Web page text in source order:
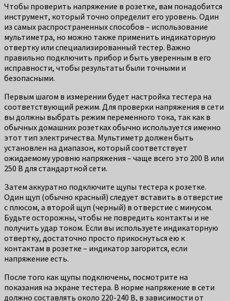
Чтобы проверить напряжение в розетке, вам понадобится
инструмент, который точно определит его уровень. Один
из самых распространенных способов – использование
мультиметра, но можно также применить индикаторную
отвертку или специализированный тестер. Важно
правильно подключить прибор и быть уверенным в его
исправности, чтобы результаты были точными и
безопасными.
Первым шагом в измерении будет настройка тестера на
соответствующий режим. Для проверки напряжения в сети
вы должны выбрать режим переменного тока, так как в
обычных домашних розетках обычно используется именно
этот тип электричества. Мультиметр должен быть
установлен на диапазон, который соответствует
ожидаемому уровню напряжения – чаще всего это 200 В или
250 В для стандартной сети.
Затем аккуратно подключите щупы тестера к розетке.
Один щуп (обычно красный) следует вставить в отверстие
с плюсом, а второй щуп (черный) в отверстие с минусом.
Будьте осторожны, чтобы не повредить контакты и не
получить удар током. Если вы используете индикаторную
отвертку, достаточно просто прикоснуться ею к
контактам в розетке – индикатор загорится, если
напряжение есть.
После того как щупы подключены, посмотрите на
показания на экране тестера. В норме напряжение в сети
должно составлять около 220-240 В, в зависимости от